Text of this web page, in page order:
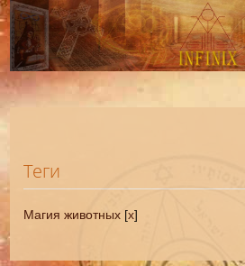
Теги
Магия животных [x]